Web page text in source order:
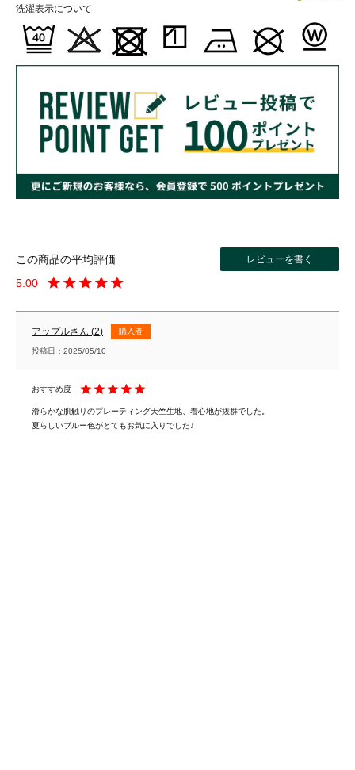
洗濯表示について
5.00
アップル 2 購入者
投稿日 2025/05/10
滑らかな肌触りのプレーティング天竺生地、着心地が抜群でした。
夏らしいブルー色がとてもお気に入りでした♪
レビューを書く